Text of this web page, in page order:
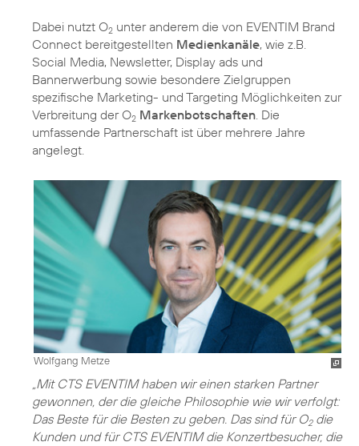
Dabei nutzt O2 unter anderem die von EVENTIM Brand
Connect bereitgestellten Medienkanäle, wie z.B.
Social Media, Newsletter, Display ads und
Bannerwerbung sowie besondere Zielgruppen
spezifische Marketing- und Targeting Möglichkeiten zur
Verbreitung der O2 Markenbotschaften . Die
umfassende Partnerschaft ist über mehrere Jahre
angelegt.
Wolfgang Metze
„Mit CTS EVENTIM haben wir einen starken Partner
gewonnen, der die gleiche Philosophie wie wir verfolgt:
Das Beste für die Besten zu geben. Das sind für O2die
Kunden und für CTS EVENTIM die Konzertbesucher, die